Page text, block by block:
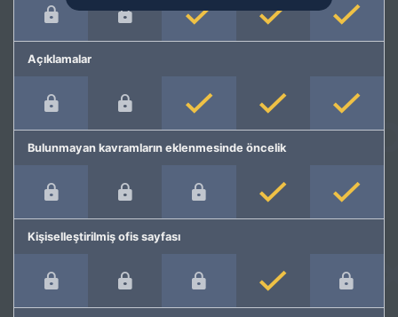
Açıklamalar
Bulunmayan kavramların eklenmesinde öncelik
Kişiselleştirilmiş ofis sayfası